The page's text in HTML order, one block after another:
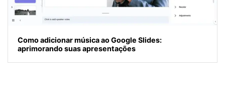
Como adicionar música ao Google Slides:
aprimorando suas apresentações